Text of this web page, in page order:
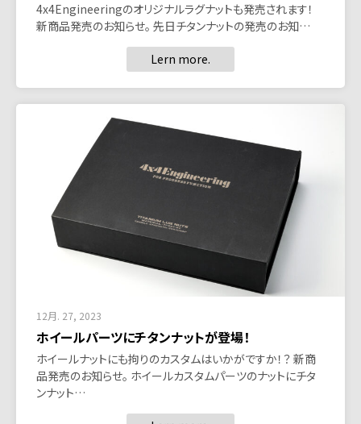
4x4Engineeringのオリジナルラグナットも発売されます！
新商品発売のお知らせ。 先日チタンナットの発売のお知…
Lern more.
12月. 27, 2023
ホイールパーツにチタンナットが登場！
ホイールナットにも拘りのカスタムはいかがですか！？ 新商
品発売のお知らせ。 ホイールカスタムパーツのナットにチタ
ンナット…